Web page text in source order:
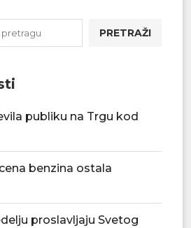
PRETRAŽI
publiku na Trgu kod
benzina ostala
proslavljaju Svetog